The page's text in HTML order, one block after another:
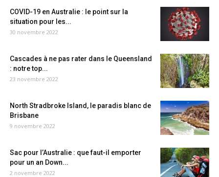
COVID-19 en Australie : le point sur la
situation pour les...
30 novembre 2022
Cascades à ne pas rater dans le Queensland
: notre top...
23 novembre 2022
North Stradbroke Island, le paradis blanc de
Brisbane
9 novembre 2022
Sac pour l’Australie : que faut-il emporter
pour un an Down...
2 novembre 2022